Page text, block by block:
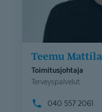
Teemu Mattila
Toimitusjohtaja
Terveyspalvelut
040 557 2061